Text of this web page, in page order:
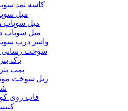
کاسه نمد
میل
میل سوپاپ
میل سوپاپ
واشر درب
سوخت رسانی
باک
پمپ
ریل سوخت
قاب روی